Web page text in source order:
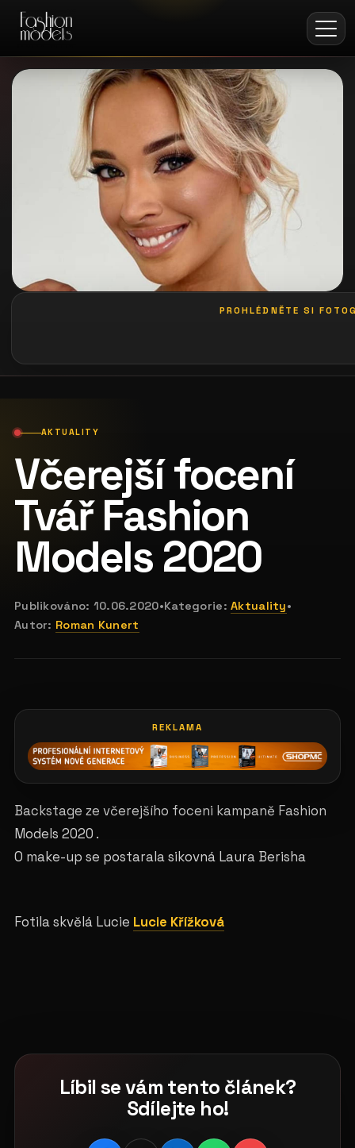
PROHLÉDNĚTE SI
AKTUALITY
Včerejší focení
Tvář Fashion
Models 2020
Publikováno: 10.06.2020•Kategorie:Aktuality•
Autor: Roman Kunert
REKLAMA
Backstage ze včerejšího foceni kampaně Fashion
Models 2020 .
O make-up se postarala sikovná Laura Berisha
Fotila skvělá Lucie Lucie Křížková
Líbil se vám tento článek?
Sdílejte ho!